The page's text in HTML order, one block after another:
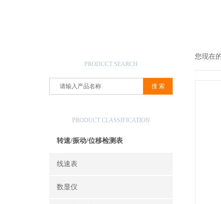
PRODUCT SEARCH
PRODUCT CLASSIFICATION
转速/振动/位移检测表
线速表
数显仪
您现在